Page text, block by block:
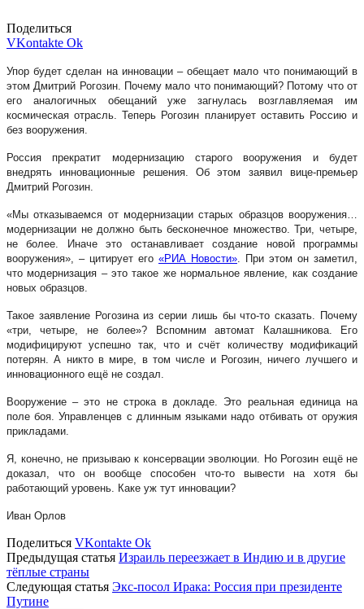
Поделиться
VKontakte Ok
Упор будет сделан на инновации – обещает мало что понимающий в
этом Дмитрий Рогозин. Почему мало что понимающий? Потому что от
его аналогичных обещаний уже загнулась возглавляемая им
космическая отрасль. Теперь Рогозин планирует оставить Россию и
без вооружения.
Россия прекратит модернизацию старого вооружения и будет
внедрять инновационные решения. Об этом заявил вице-премьер
Дмитрий Рогозин.
«Мы отказываемся от модернизации старых образцов вооружения…
модернизации не должно быть бесконечное множество. Три, четыре,
не более. Иначе это останавливает создание новой программы
вооружения», – цитирует его «РИА Новости» . При этом он заметил,
что модернизация – это такое же нормальное явление, как создание
новых образцов.
Такое заявление Рогозина из серии лишь бы что-то сказать. Почему
«три, четыре, не более»? Вспомним автомат Калашникова. Его
модифицируют успешно так, что и счёт количеству модификаций
потерян. А никто в мире, в том числе и Рогозин, ничего лучшего и
инновационного ещё не создал.
Вооружение – это не строка в докладе. Это реальная единица на
поле боя. Управленцев с длинным языками надо отбивать от оружия
прикладами.
Я, конечно, не призываю к консервации эволюции. Но Рогозин ещё не
доказал, что он вообще способен что-то вывести на хотя бы
работающий уровень. Каке уж тут инновации?
Иван Орлов
Поделиться VKontakte Ok
Предыдущая статья Израиль переезжает в Индию и в другие
тёплые страны
Следующая статья Экс-посол Ирака: Россия при президенте
Путине